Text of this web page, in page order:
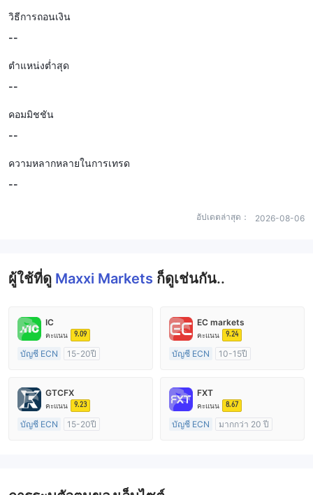
วิธีการถอนเงิน
--
ตำแหน่งต่ำสุด
--
คอมมิชชัน
--
ความหลากหลายในการเทรด
--
อัปเดตล่าสุด： 2026-08-06
ผู้ใช้ที่ดู Maxxi Markets ก็ดูเช่นกัน..
IC
คะแนน 9.09
บัญชี ECN
15-20ปี
ใบอนุญาต MT4 แบบเต็ม
EC markets
คะแนน 9.24
บัญชี ECN
10-15ปี
ใบอนุญาต MT4 แบบเต็ม
GTCFX
คะแนน 9.23
บัญชี ECN
15-20ปี
FXT
คะแนน 8.67
บัญชี ECN
มากกว่า 20 ปี